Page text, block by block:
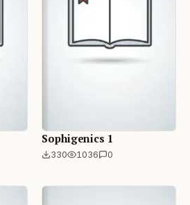
Sophigenics 1
330 1036 0